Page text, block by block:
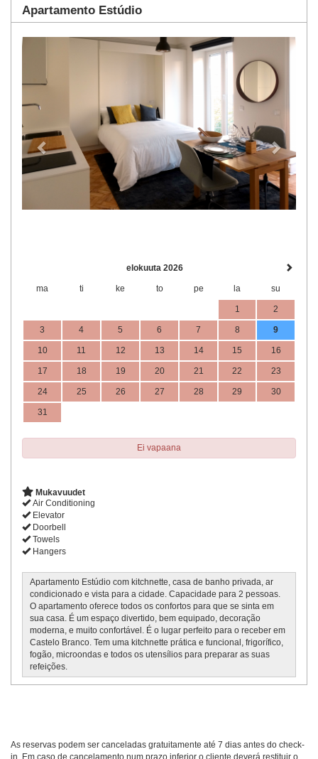
Apartamento Estúdio
Next
elokuuta 2026
ma ti ke to pe la su
1 2
3 4 5 6 7 8 9
10 11 12 13 14 15 16
17 18 19 20 21 22 23
24 25 26 27 28 29 30
31
Ei vapaana
Mukavuudet
Air Conditioning
Elevator
Doorbell
Towels
Hangers
Apartamento Estúdio com kitchnette, casa de banho privada, ar
condicionado e vista para a cidade. Capacidade para 2 pessoas.
O apartamento oferece todos os confortos para que se sinta em
sua casa. É um espaço divertido, bem equipado, decoração
moderna, e muito confortável. É o lugar perfeito para o receber em
Castelo Branco. Tem uma kitchnette prática e funcional, frigorífico,
fogão, microondas e todos os utensílios para preparar as suas
refeições.
As reservas podem ser canceladas gratuitamente até 7 dias antes do check-
in. Em caso de cancelamento num prazo inferior o cliente deverá restituir o